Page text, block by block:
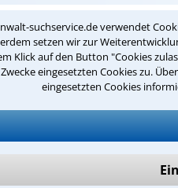
suchservice.de verwendet
setzen wir zur
Klick auf den Button "Cookies
Zwecke eingesetzten Cookies zu.
eingesetzten Cookies
sind Sie bei unseren
den passenden
in Ihrer Umgebung
mit der Kanzlei in Hagen